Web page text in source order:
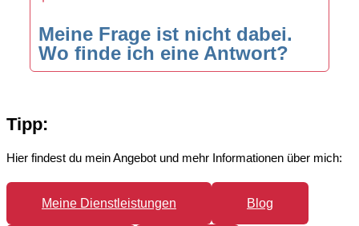
Meine Frage ist nicht dabei.
Wo finde ich eine Antwort?
Tipp:
Hier findest du mein Angebot und mehr Informationen über mich:
Meine Dienstleistungen Blog